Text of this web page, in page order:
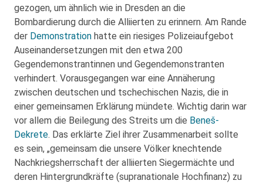
gezogen, um ähnlich wie in Dresden an die
Bombardierung durch die Alliierten zu erinnern. Am Rande
der Demonstration hatte ein riesiges Polizeiaufgebot
Auseinandersetzungen mit den etwa 200
Gegendemonstrantinnen und Gegendemonstranten
verhindert. Vorausgegangen war eine Annäherung
zwischen deutschen und tschechischen Nazis, die in
einer gemeinsamen Erklärung mündete. Wichtig darin war
vor allem die Beilegung des Streits um die Beneš-
Dekrete. Das erklärte Ziel ihrer Zusammenarbeit sollte
es sein, „gemeinsam die unsere Völker knechtende
Nachkriegsherrschaft der alliierten Siegermächte und
deren Hintergrundkräfte (supranationale Hochfinanz) zu